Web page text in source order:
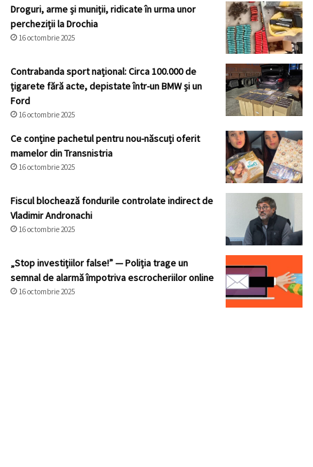
Droguri, arme și muniții, ridicate în urma unor
percheziții la Drochia
16 octombrie 2025
Contrabanda sport național: Circa 100.000 de
țigarete fără acte, depistate într-un BMW și un
Ford
16 octombrie 2025
Ce conține pachetul pentru nou-născuți oferit
mamelor din Transnistria
16 octombrie 2025
Fiscul blochează fondurile controlate indirect de
Vladimir Andronachi
16 octombrie 2025
„Stop investițiilor false!” — Poliția trage un
semnal de alarmă împotriva escrocheriilor online
16 octombrie 2025